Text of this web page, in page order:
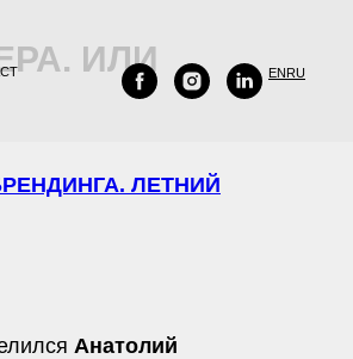
ENRU
ИЛИ
ЛЕТНИЙ
Анатолий